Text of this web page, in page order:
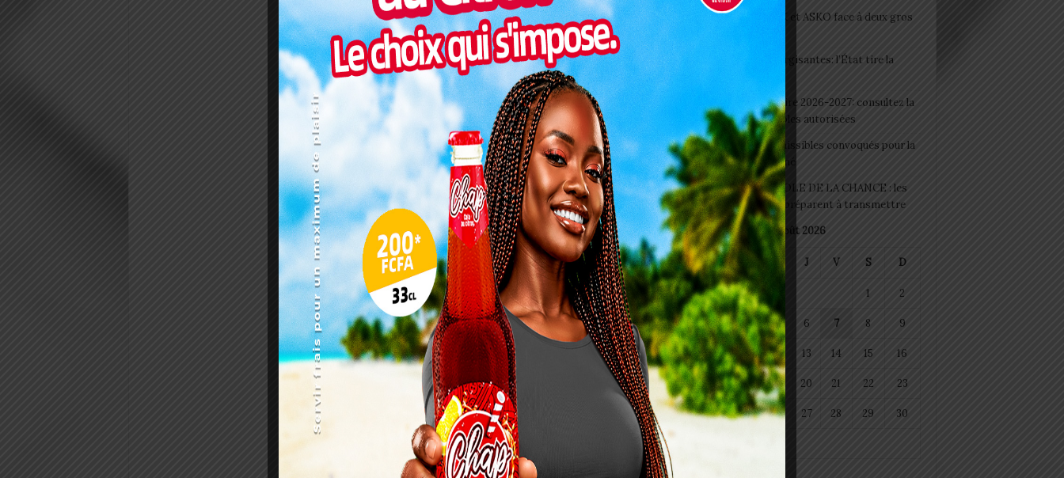
Interclubs CAF: ASCK et ASKO face à deux gros
Togo/ Boissons énergisantes: l’État tire la
Togo/ Rentrée scolaire 2026-2027: consultez la
liste officielle des écoles autorisées
ESSAL 2026 : les admissibles convoqués pour la
visite médicale à Lomé
SWEDD+ Togo / ECOLE DE LA CHANCE : les
maitres-artisans se préparent à transmettre
août 2026
L M M J V S D
1 2
3 4 5 6 7 8 9
10 11 12 13 14 15 16
17 18 19 20 21 22 23
24 25 26 27 28 29 30